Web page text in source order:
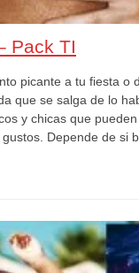
Pack TI
picante a tu fiesta o
que se salga de lo
y chicas que
Depende de si